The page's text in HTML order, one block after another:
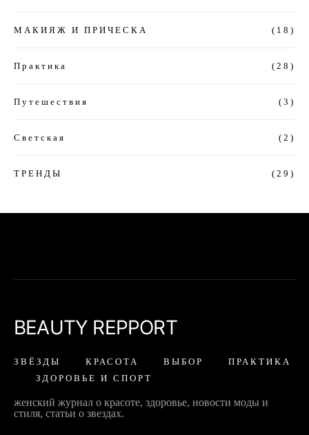
МАКИЯЖ И ПРИЧЕСКА (18)
Практика (28)
Путешествия (3)
Светская (2)
ТРЕНДЫ (29)
BEAUTY REPPORT
ЗВЁЗДЫ КРАСОТА ВЫБОР
ПРАКТИКА
ЗДОРОВЬЕ И СПОРТ
женский журнал о красоте, здоровье, новости моды и
стиля, статьи о звездах.